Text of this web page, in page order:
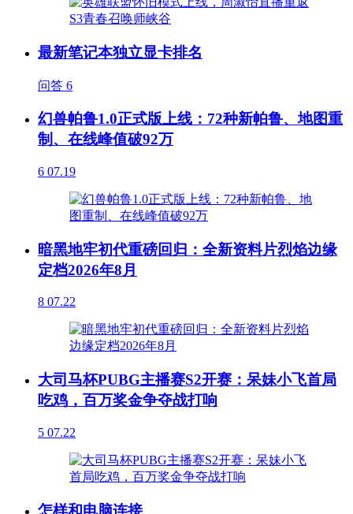
最新笔记本独立显卡排名
问答 6
幻兽帕鲁1.0正式版上线：72种新帕鲁、地图重
制、在线峰值破92万
6 07.19
暗黑地牢初代重磅回归：全新资料片烈焰边缘
定档2026年8月
8 07.22
大司马杯PUBG主播赛S2开赛：呆妹小飞首局
吃鸡，百万奖金争夺战打响
5 07.22
怎样和电脑连接